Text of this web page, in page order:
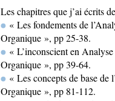
Les chapitres que j’ai écrits
« Les fondements de
Organique », pp 25-38.
« L’inconscient en
Organique », pp 39-64.
« Les concepts de base de
Organique », pp 81-112.